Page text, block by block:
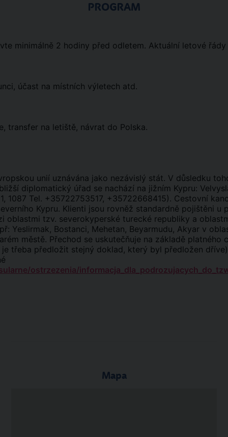
PROGRAM
minimálně 2 hodiny před odletem. Aktuální letové
účast na místních výletech atd.
transfer na letiště, návrat do Polska.
unií uznávána jako nezávislý stát. V důsledku
diplomatický úřad se nachází na jižním Kypru:
1087 Tel. +35722753517, +35722668415). Cestovní
Kypru. Klienti jsou rovněž standardně pojištěni u
oblastmi tzv. severokyperské turecké republiky a
Yeslirmak, Bostanci, Mehetan, Beyarmudu, Akyar v
městě. Přechod se uskutečňuje na základě platného
třeba předložit stejný doklad, který byl předložen
ostrzezenia/
Mapa